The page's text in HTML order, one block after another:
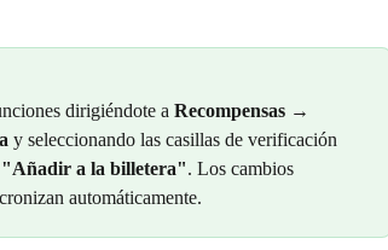
dirigiéndote a Recompensas →
y seleccionando las casillas de verificación
a la billetera". Los cambios
automáticamente.